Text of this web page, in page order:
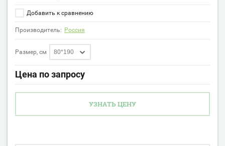
Добавить к сравнению
Производитель: Россия
Размер, см 80*190
Цена по запросу
УЗНАТЬ ЦЕНУ